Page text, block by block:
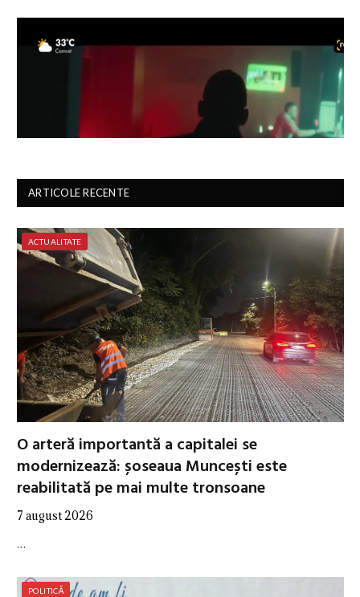
ARTICOLE RECENTE
ACTUALITATE
O arteră importantă a capitalei se
modernizează: șoseaua Muncești este
reabilitată pe mai multe tronsoane
7 august 2026
…
POLITICĂ